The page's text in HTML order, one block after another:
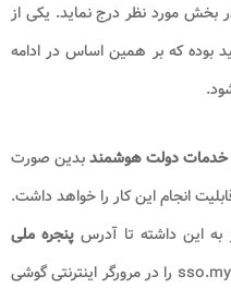
بخش مورد نظر درج نماید. یکی از
بوده که بر همین اساس در ادامه
خدمات دولت هوشمندبدین صورت
انجام این کار را خواهد داشت.
به این داشته تا آدرسپنجره ملی
به نشانی sso.my.gov.ir را در مرورگر اینترنتی گوشی